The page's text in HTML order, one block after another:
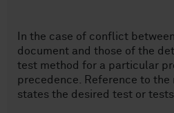
In the case of conflict
document and those of the
test method for a particular
precedence. Reference to
states the desired test or